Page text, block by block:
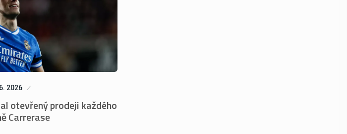
2026
otevřený prodeji každého
Carrerase